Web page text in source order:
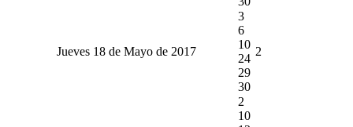
Jueves 18 de Mayo de 2017
3
6
10
24
29
30
2
2
10